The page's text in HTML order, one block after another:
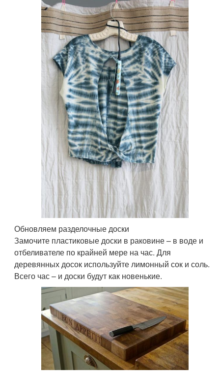
Обновляем разделочные доски
Замочите пластиковые доски в раковине – в воде и
отбеливателе по крайней мере на час. Для
деревянных досок используйте лимонный сок и соль.
Всего час – и доски будут как новенькие.